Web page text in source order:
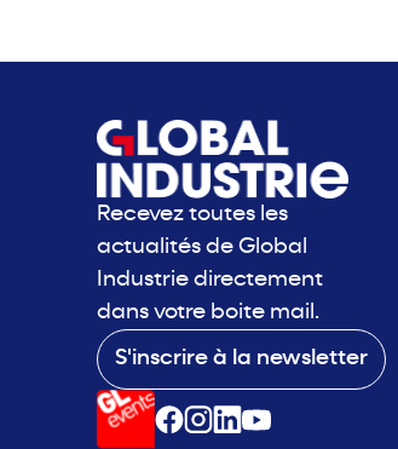
Recevez toutes les
actualités de Global
Industrie directement
dans votre boite mail.
S'inscrire à la newsletter